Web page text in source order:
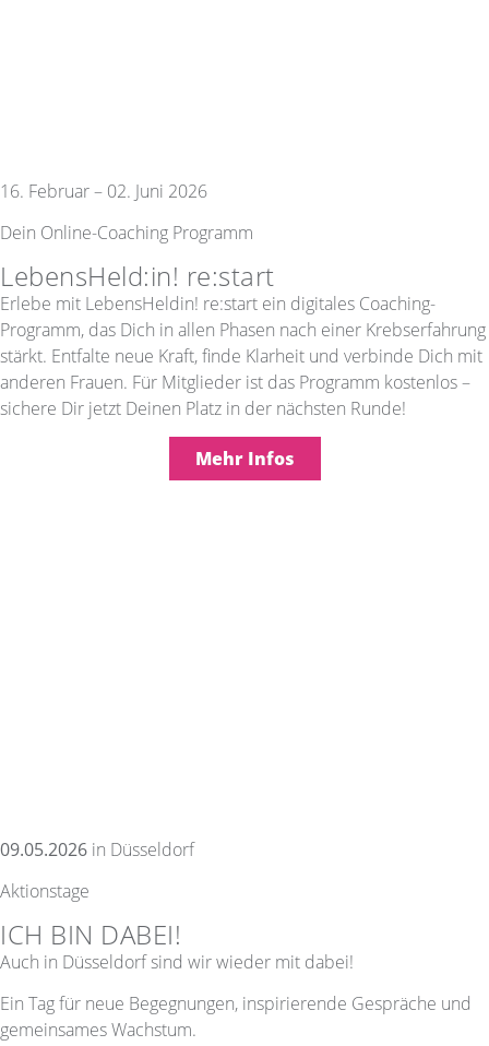
16. Februar – 02. Juni 2026
Dein Online-Coaching Programm
LebensHeld:in! re:start
Erlebe mit LebensHeldin! re:start ein digitales Coaching-
Programm, das Dich in allen Phasen nach einer Krebserfahrung
stärkt. Entfalte neue Kraft, finde Klarheit und verbinde Dich mit
anderen Frauen. Für Mitglieder ist das Programm kostenlos –
sichere Dir jetzt Deinen Platz in der nächsten Runde!
Mehr Infos
09.05.2026 in Düsseldorf
Aktionstage
ICH BIN DABEI!
Auch in Düsseldorf sind wir wieder mit dabei!
Ein Tag für neue Begegnungen, inspirierende Gespräche und
gemeinsames Wachstum.